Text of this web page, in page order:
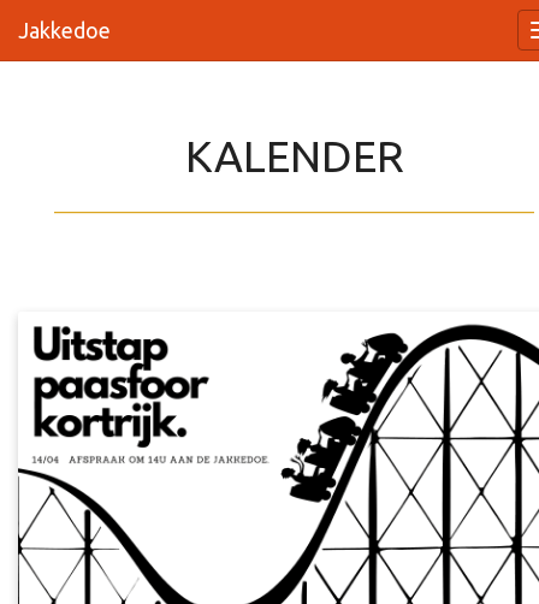
Jakkedoe
KALENDER